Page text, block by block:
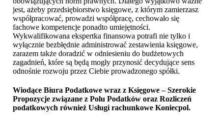
jest, ażeby przedsiębiorstwo księgowe, z którym zamierzasz
współpracować, prowadzi współpracę, cechowało się
fachowe kompetencje ponadto umiejętności.
Wykwalifikowana ekspertka finansowa potrafi nie tylko i
wyłącznie bezbłędnie administrować zestawienia księgowe,
zarazem także doradzić w odniesieniu do budżetowych
zagadnień, które są będą mogły przynosić decydujące sens
odnośnie rozwoju przez Ciebie prowadzonego spółki.
Wiodące Biura Podatkowe wraz z Księgowe – Szerokie
Propozycje związane z Polu Podatków oraz Rozliczeń
podatkowych również Usługi rachunkowe Koniecpol.